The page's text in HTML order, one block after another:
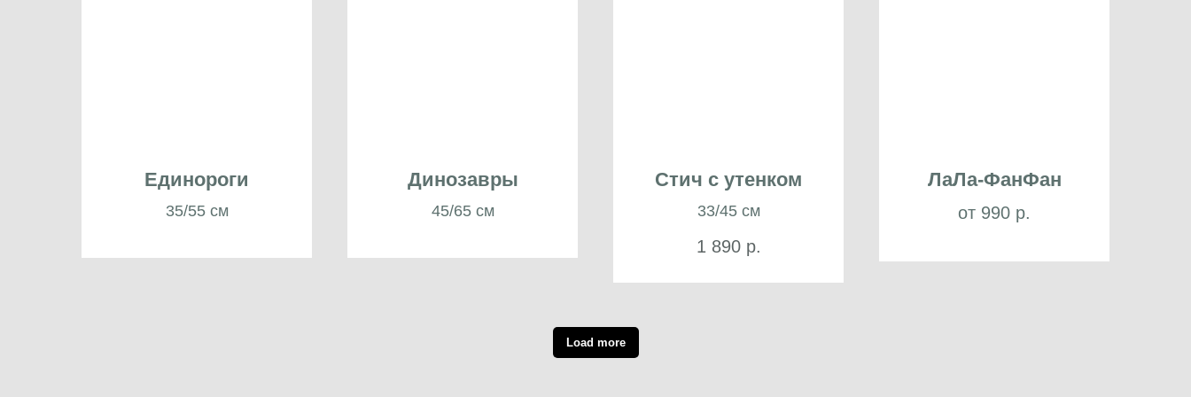
Единороги
35/55 см
Динозавры
45/65 см
Стич с утенком
33/45 см
1 890 р.
ЛаЛа-ФанФан
от 990 р.
Load more